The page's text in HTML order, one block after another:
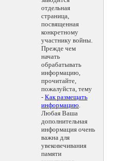
отдельная
страница,
посвященная
конкретному
участнику войны.
Прежде чем
начать
обрабатывать
информацию,
прочитайте,
пожалуйста, тему
- Как размещать
информацию.
Любая Ваша
дополнительная
информация очень
важна для
увековечивания
памяти